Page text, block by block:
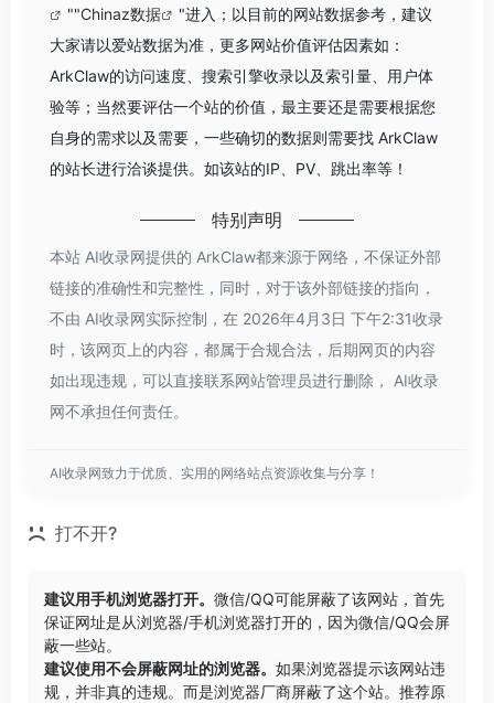
""Chinaz数据
"进入；以目前的网站数据参考，建议
大家请以爱站数据为准，更多网站价值评估因素如：
ArkClaw的访问速度、搜索引擎收录以及索引量、用户体
验等；当然要评估一个站的价值，最主要还是需要根据您
自身的需求以及需要，一些确切的数据则需要找 ArkClaw
的站长进行洽谈提供。如该站的IP、PV、跳出率等！
特别声明
本站 AI收录网提供的 ArkClaw都来源于网络，不保证外部
链接的准确性和完整性，同时，对于该外部链接的指向，
不由 AI收录网实际控制，在 2026年4月3日 下午2:31收录
时，该网页上的内容，都属于合规合法，后期网页的内容
如出现违规，可以直接联系网站管理员进行删除， AI收录
网不承担任何责任。
AI收录网致力于优质、实用的网络站点资源收集与分享！
打不开?
建议用手机浏览器打开。 微信/QQ可能屏蔽了该网站，首先
保证网址是从浏览器/手机浏览器打开的，因为微信/QQ会屏
蔽一些站。
建议使用不会屏蔽网址的浏览器。 如果浏览器提示该网站违
规，并非真的违规。而是浏览器厂商屏蔽了这个站。推荐原